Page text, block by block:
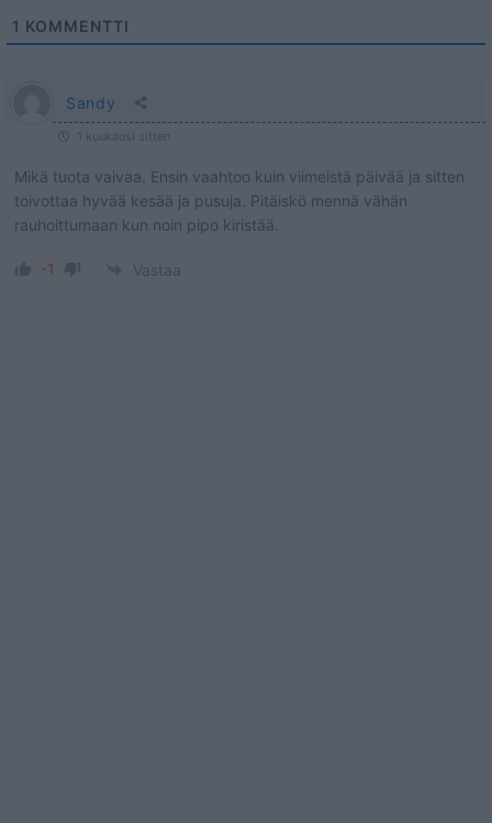
1 KOMMENTTI
Sandy
1 kuukausi sitten
Mikä tuota vaivaa. Ensin vaahtoo kuin viimeistä päivää ja sitten
toivottaa hyvää kesää ja pusuja. Pitäiskö mennä vähän
rauhoittumaan kun noin pipo kiristää.
-1 Vastaa